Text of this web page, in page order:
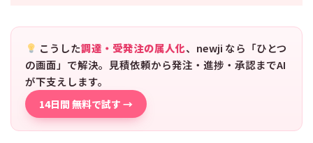
こうした調達・受発注の属人化、newji なら「ひとつ
の画面」で解決。見積依頼から発注・進捗・承認までAI
が下支えします。
14日間 無料で試す →